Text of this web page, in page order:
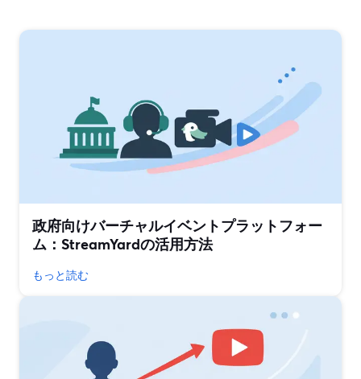
政府向けバーチャルイベントプラットフォー
ム：StreamYardの活用方法
もっと読む